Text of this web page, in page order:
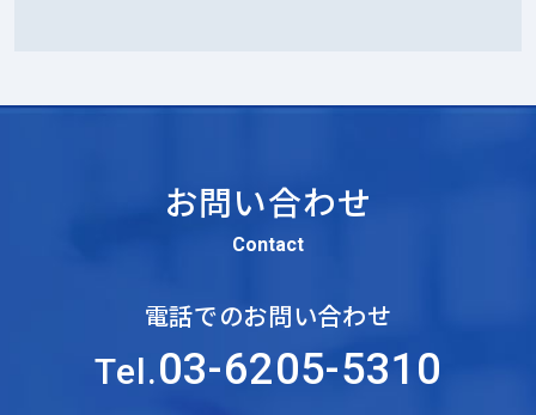
お問い合わせ
Contact
電話でのお問い合わせ
Tel.03-6205-5310